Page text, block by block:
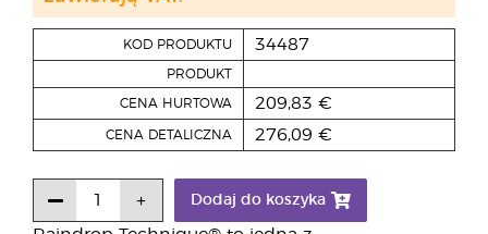
KOD PRODUKTU 34487
PRODUKT
CENA HURTOWA 209,83 €
CENA DETALICZNA 276,09 €
Dodaj do koszyka